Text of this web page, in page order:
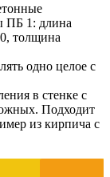
ПБ 1: длина
толщина
одно целое с
в стенке с
Подходит
из кирпича с